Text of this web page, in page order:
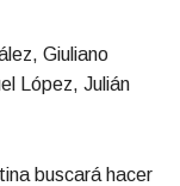
Giuliano
López, Julián
buscará hacer